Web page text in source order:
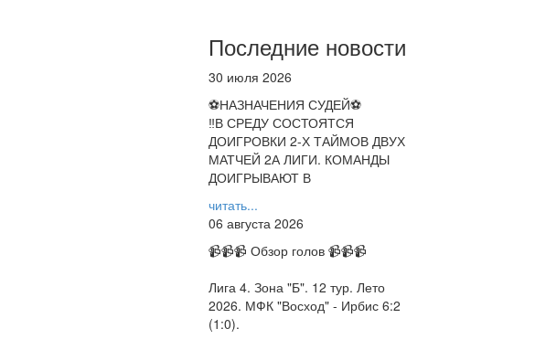
Последние новости
30 июля 2026
⚽НАЗНАЧЕНИЯ СУДЕЙ⚽
‼В СРЕДУ СОСТОЯТСЯ
ДОИГРОВКИ 2-Х ТАЙМОВ ДВУХ
МАТЧЕЙ 2А ЛИГИ. КОМАНДЫ
ДОИГРЫВАЮТ В
читать...
06 августа 2026
📹📹📹 Обзор голов 📹📹📹
Лига 4. Зона "Б". 12 тур. Лето
2026. МФК "Восход" - Ирбис 6:2
(1:0).